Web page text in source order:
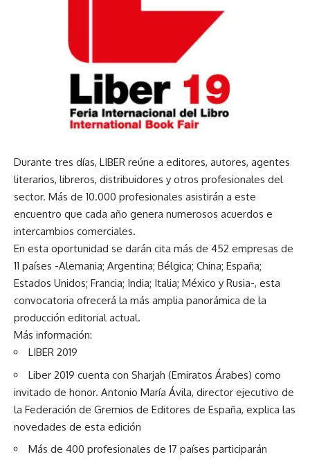
Durante tres días, LIBER reúne a editores, autores, agentes
literarios, libreros, distribuidores y otros profesionales del
sector. Más de 10.000 profesionales asistirán a este
encuentro que cada año genera numerosos acuerdos e
intercambios comerciales.
En esta oportunidad se darán cita más de 452 empresas de
11 países -Alemania; Argentina; Bélgica; China; España;
Estados Unidos; Francia; India; Italia; México y Rusia-, esta
convocatoria ofrecerá la más amplia panorámica de la
producción editorial actual.
Más información:
LIBER 2019
Liber 2019 cuenta con Sharjah (Emiratos Árabes) como
invitado de honor. Antonio María Ávila, director ejecutivo de
la Federación de Gremios de Editores de España, explica las
novedades de esta edición
Más de 400 profesionales de 17 países participarán